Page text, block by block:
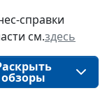
справки
см.здесь
обзоры